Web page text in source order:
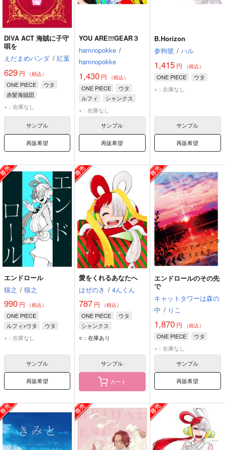
DIVA ACT 海賊に子守
唄を
えだまめパンダ / 紅葉
629 円 （税込）
ONE PIECE
ウタ
赤髪海賊団
×：在庫なし
サンプル
再販希望
YOU ARE!!!GEAR３
hamnopokke /
hamnopokke
1,430 円 （税込）
ONE PIECE
ウタ
ルフィ
シャンクス
×：在庫なし
サンプル
再販希望
B.Horizon
参狗號 / ハル
1,415円 （税込）
ONE PIECE
ウタ
×：在庫なし
サンプル
再販希望
エンドロール
猫之 / 猫之
990 円 （税込）
ONE PIECE
ルフィ×ウタ
ウタ
シャンクス
×：在庫なし
サンプル
再販希望
愛をくれるあなたへ
はぜのき / 4んくん
787 円 （税込）
ONE PIECE
ウタ
シャンクス
○：在庫あり
サンプル
カート
エンドロールのその先
で
キャットタワーは森の
中 / りこ
1,870円 （税込）
ONE PIECE
ウタ
×：在庫なし
サンプル
再販希望